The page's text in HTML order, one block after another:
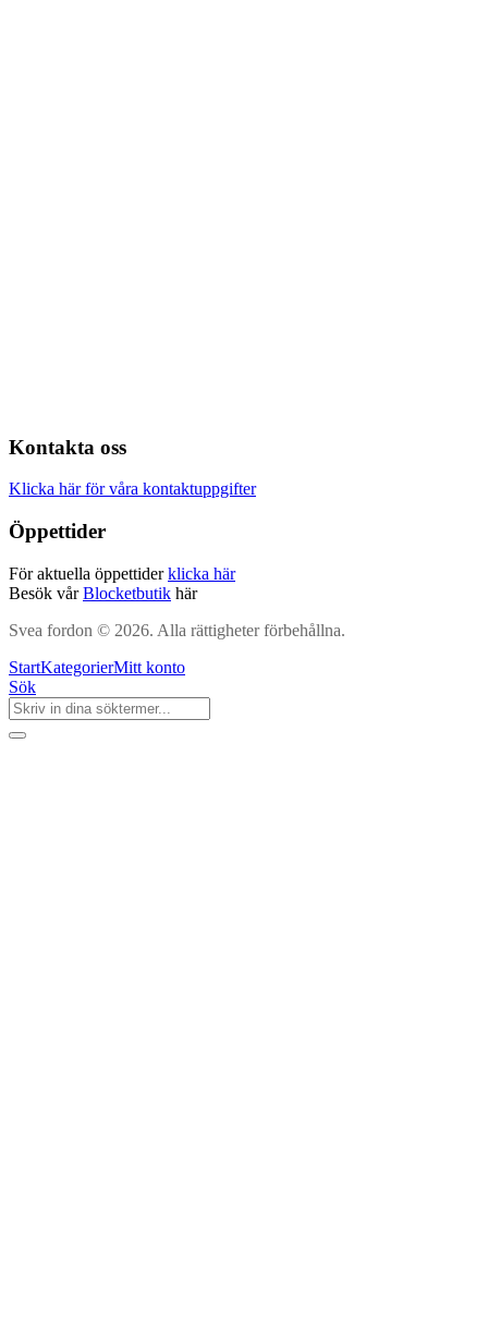
Kontakta oss
Klicka här för våra kontaktuppgifter
Öppettider
För aktuella öppettiderklicka här
Besök vårBlocketbutik här
Svea fordon © 2026. Alla rättigheter förbehållna.
StartKategorierMitt konto
Sök